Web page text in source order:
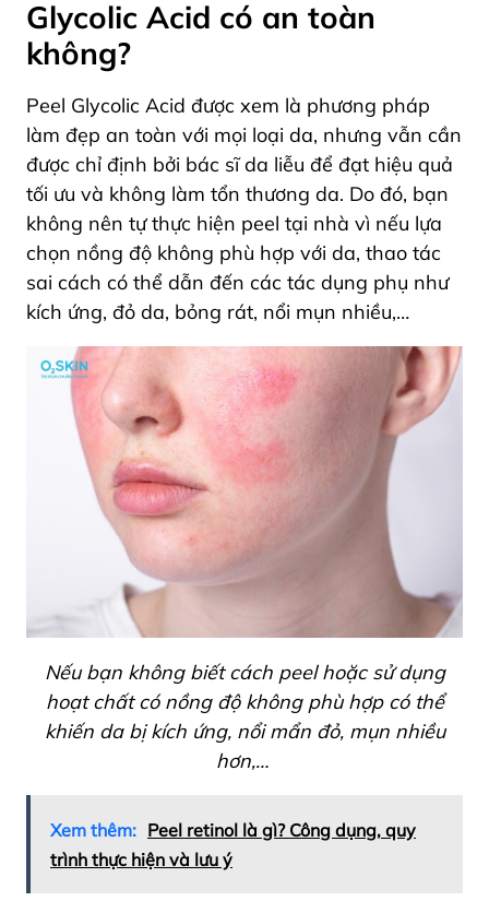
Glycolic Acid có an toàn
không?
Peel Glycolic Acid được xem là phương pháp
làm đẹp an toàn với mọi loại da, nhưng vẫn cần
được chỉ định bởi bác sĩ da liễu để đạt hiệu quả
tối ưu và không làm tổn thương da. Do đó, bạn
không nên tự thực hiện peel tại nhà vì nếu lựa
chọn nồng độ không phù hợp với da, thao tác
sai cách có thể dẫn đến các tác dụng phụ như
kích ứng, đỏ da, bỏng rát, nổi mụn nhiều,…
Nếu bạn không biết cách peel hoặc sử dụng
hoạt chất có nồng độ không phù hợp có thể
khiến da bị kích ứng, nổi mẩn đỏ, mụn nhiều
hơn,…
Xem thêm: Peel retinol là gì? Công dụng, quy
trình thực hiện và lưu ý